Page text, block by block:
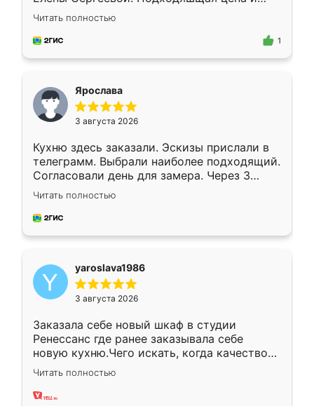
короткие сроки изготовления. Приехавший
для замера сотрудник Владислав
предложил по моему эскизу самый
Читать полностью
1
Ярослава
3 августа 2026
Кухню здесь заказали. Эскизы прислали в
телеграмм. Выбрали наиболее подходящий.
Согласовали день для замера. Через 3
недели кухня была уже готова. Остались
довольны работой. Спасибо Ренессанс
мебель за качественную работу!
Читать полностью
yaroslava1986
3 августа 2026
Заказала себе новый шкаф в студии
Ренессанс где ранее заказывала себе
новую кухню.Чего искать, когда качеством
вполне довольна. Служит кухня уже почти
два года, нареканий нет.
Читать полностью